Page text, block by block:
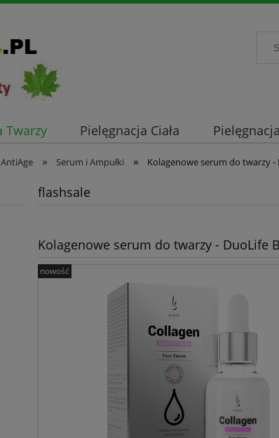
Twarzy Pielęgnacja Ciała
» Serum i Ampułki » Kolagenowe serum do twarzy -
flashsale
Kolagenowe serum do twarzy - DuoLife
nowość